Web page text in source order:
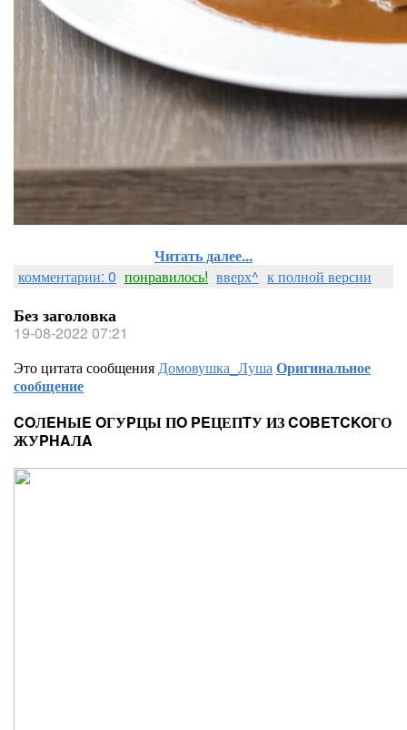
Читать далее...
комментарии: 0 понравилось! вверх^ к полной версии
Без заголовка
19-08-2022 07:21
Это цитата сообщенияДомовушка_ЛушаОригинальное
сообщение
COЛEHЫE OГУPЦЫ ПO PEЦЕПTУ ИЗ COBETCKOГО
ЖУPHAЛA